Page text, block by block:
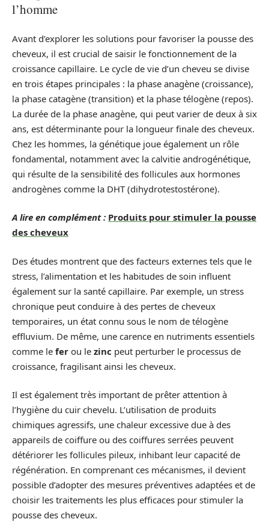
l’homme
Avant d’explorer les solutions pour favoriser la pousse des
cheveux, il est crucial de saisir le fonctionnement de la
croissance capillaire. Le cycle de vie d’un cheveu se divise
en trois étapes principales : la phase anagène (croissance),
la phase catagène (transition) et la phase télogène (repos).
La durée de la phase anagène, qui peut varier de deux à six
ans, est déterminante pour la longueur finale des cheveux.
Chez les hommes, la génétique joue également un rôle
fondamental, notamment avec la calvitie androgénétique,
qui résulte de la sensibilité des follicules aux hormones
androgènes comme la DHT (dihydrotestostérone).
A lire en complément : Produits pour stimuler la pousse
des cheveux
Des études montrent que des facteurs externes tels que le
stress, l’alimentation et les habitudes de soin influent
également sur la santé capillaire. Par exemple, un stress
chronique peut conduire à des pertes de cheveux
temporaires, un état connu sous le nom de télogène
effluvium. De même, une carence en nutriments essentiels
comme le fer ou le zinc peut perturber le processus de
croissance, fragilisant ainsi les cheveux.
Il est également très important de prêter attention à
l’hygiène du cuir chevelu. L’utilisation de produits
chimiques agressifs, une chaleur excessive due à des
appareils de coiffure ou des coiffures serrées peuvent
détériorer les follicules pileux, inhibant leur capacité de
régénération. En comprenant ces mécanismes, il devient
possible d’adopter des mesures préventives adaptées et de
choisir les traitements les plus efficaces pour stimuler la
pousse des cheveux.